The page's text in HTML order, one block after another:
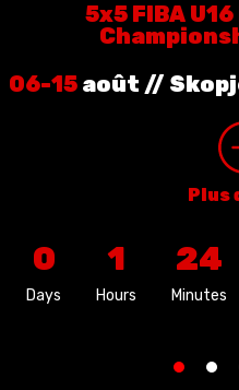
5x5 FIBA
06-15 août //
Plus
0
Days
1
Hours
24
Minutes